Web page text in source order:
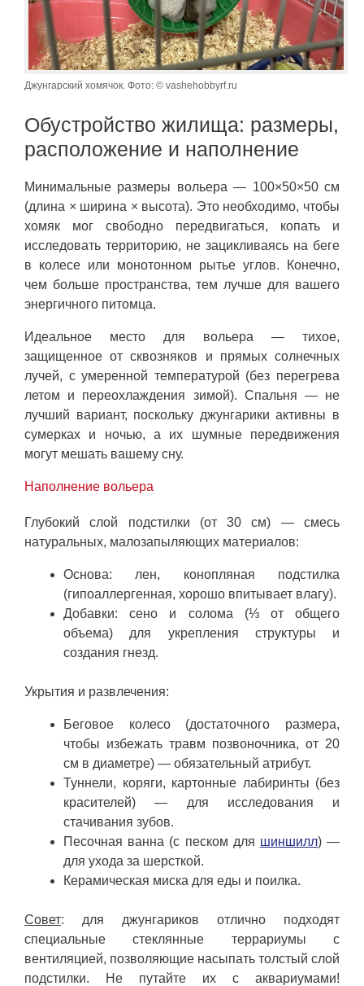
Джунгарский хомячок. Фото: © vashehobbyrf.ru
Обустройство жилища: размеры,
расположение и наполнение
Минимальные размеры вольера — 100×50×50 см
(длина × ширина × высота). Это необходимо, чтобы
хомяк мог свободно передвигаться, копать и
исследовать территорию, не зацикливаясь на беге
в колесе или монотонном рытье углов. Конечно,
чем больше пространства, тем лучше для вашего
энергичного питомца.
Идеальное место для вольера — тихое,
защищенное от сквозняков и прямых солнечных
лучей, с умеренной температурой (без перегрева
летом и переохлаждения зимой). Спальня — не
лучший вариант, поскольку джунгарики активны в
сумерках и ночью, а их шумные передвижения
могут мешать вашему сну.
Наполнение вольера
Глубокий слой подстилки (от 30 см) — смесь
натуральных, малозапыляющих материалов:
Основа: лен, конопляная подстилка
(гипоаллергенная, хорошо впитывает влагу).
Добавки: сено и солома (⅓ от общего
объема) для укрепления структуры и
создания гнезд.
Укрытия и развлечения:
Беговое колесо (достаточного размера,
чтобы избежать травм позвоночника, от 20
см в диаметре) — обязательный атрибут.
Туннели, коряги, картонные лабиринты (без
красителей) — для исследования и
стачивания зубов.
Песочная ванна (с песком для шиншилл) —
для ухода за шерсткой.
Керамическая миска для еды и поилка.
Совет: для джунгариков отлично подходят
специальные стеклянные террариумы с
вентиляцией, позволяющие насыпать толстый слой
подстилки. Не путайте их с аквариумами!